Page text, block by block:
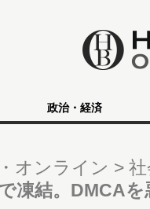
政治・経済
オンライン
凍結。DMCA